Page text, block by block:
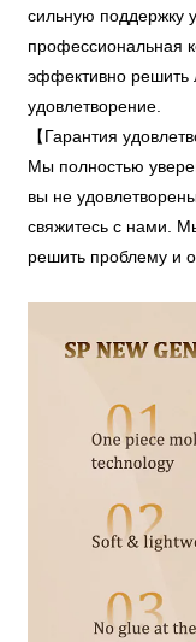
сильную поддержку
профессиональная
эффективно решить
удовлетворение.
【Гарантия
Мы полностью
вы не
свяжитесь с нами.
решить проблему и